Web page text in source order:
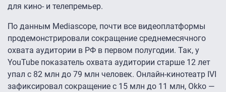
для кино- и телепремьер.
По данным Mediascope, почти все видеоплатформы
продемонстрировали сокращение среднемесячного
охвата аудитории в РФ в первом полугодии. Так, у
YouTube показатель охвата аудитории старше 12 лет
упал с 82 млн до 79 млн человек. Онлайн-кинотеатр IVI
зафиксировал сокращение с 15 млн до 11 млн, Okko —